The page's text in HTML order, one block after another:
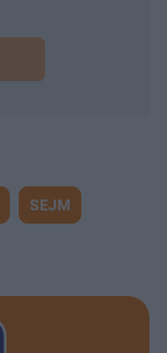
SEJM